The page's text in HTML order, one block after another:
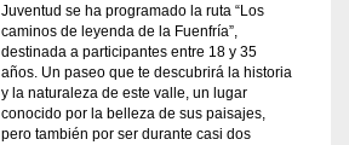
Juventud se ha programado la ruta “Los
caminos de leyenda de la Fuenfría”,
destinada a participantes entre 18 y 35
años. Un paseo que te descubrirá la historia
y la naturaleza de este valle, un lugar
conocido por la belleza de sus paisajes,
pero también por ser durante casi dos